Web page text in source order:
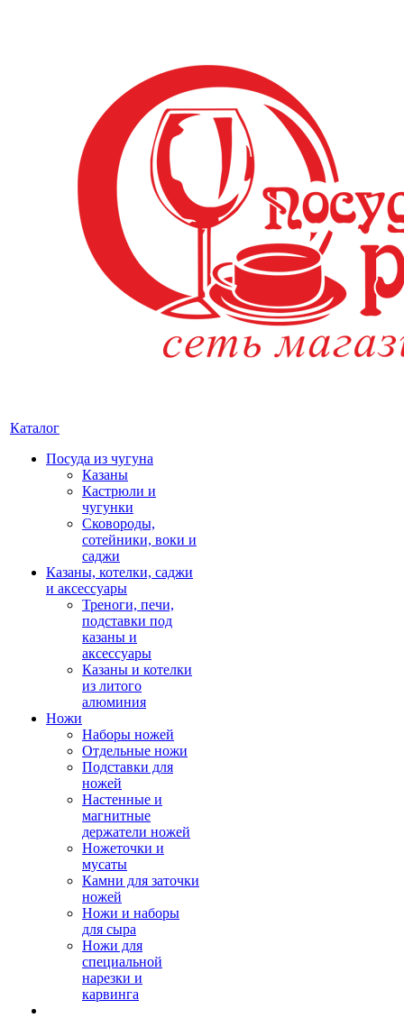
Каталог
Посуда из чугуна
Казаны
Кастрюли и
чугунки
Сковороды,
сотейники, воки и
саджи
Казаны, котелки, саджи
и аксессуары
Треноги, печи,
подставки под
казаны и
аксессуары
Казаны и котелки
из литого
алюминия
Ножи
Наборы ножей
Отдельные ножи
Подставки для
ножей
Настенные и
магнитные
держатели ножей
Ножеточки и
мусаты
Камни для заточки
ножей
Ножи и наборы
для сыра
Ножи для
специальной
нарезки и
карвинга